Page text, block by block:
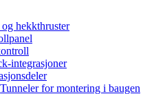
hekkthruster
integrasjoner
Tunneler for montering i baugen